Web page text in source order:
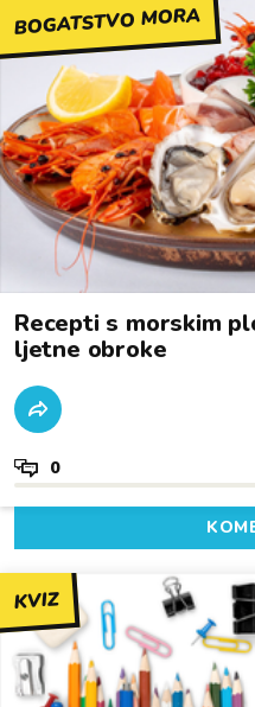
BOGATSTVO MORA
Recepti s morskim
ljetne obroke
0
KVIZ